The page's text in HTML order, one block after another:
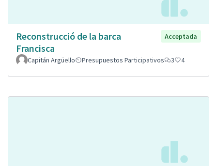
Reconstrucció de la barca
Francisca
Acceptada
Capitán Argüello Presupuestos Participativos 3 4